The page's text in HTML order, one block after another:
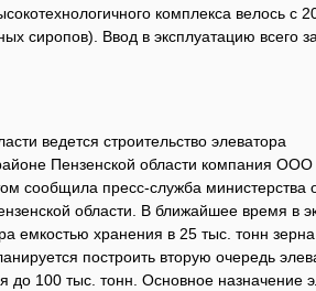
комплекса велось с
сиропов). Ввод в эксплуатацию всего
ведется строительство элеватора
Пензенской области компания ООО
сообщила пресс-служба министерства
области. В ближайшее время в
емкостью хранения в 25 тыс. тонн
построить вторую очередь
до 100 тыс. тонн. Основное назначение